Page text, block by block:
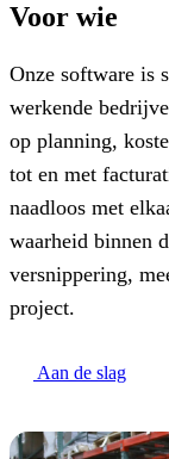
Voor wie
Onze software is
werkende
op planning,
tot en met
naadloos met
waarheid binnen
versnippering,
project.
Aan de slag